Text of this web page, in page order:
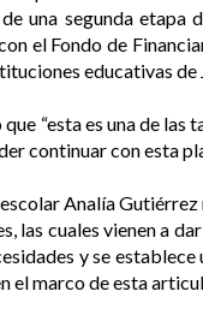
una segunda etapa
el Fondo de
educativas de
“esta es una de
continuar con esta
Analía
las cuales vienen a
y se
el marco de esta